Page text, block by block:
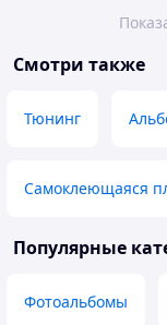
Смотри также
Тюнинг
Самоклеющаяся
Популярные
Фотоальбомы